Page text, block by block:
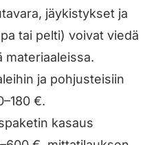
jäykistykset ja
tai pelti) voivat viedä
materiaaleissa.
ja pohjusteisiin
€.
kasaus